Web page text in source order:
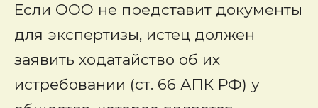
Если ООО не представит документы
для экспертизы, истец должен
заявить ходатайство об их
истребовании (ст. 66 АПК РФ) у